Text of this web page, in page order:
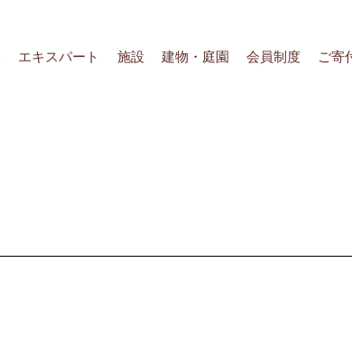
エキスパート 施設 建物・庭園 会員制度 ご寄